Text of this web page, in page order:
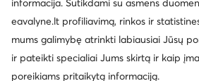
informacija. Sutikdami su asmens
eavalyne.lt profiliavimą, rinkos ir
mums galimybę atrinkti labiausiai Jūsų
ir pateikti specialiai Jums skirtą ir kaip
poreikiams pritaikytą informaciją.